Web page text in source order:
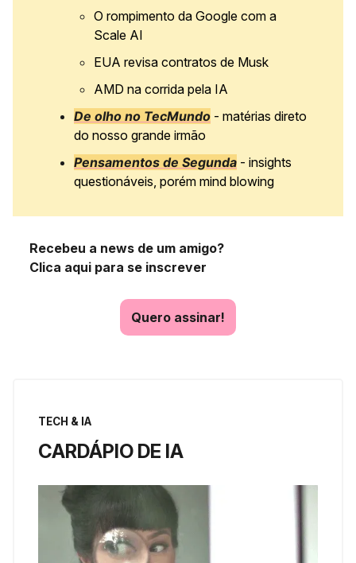
O rompimento da Google com a
Scale AI
EUA revisa contratos de Musk
AMD na corrida pela IA
De olho no TecMundo - matérias direto
do nosso grande irmão
Pensamentos de Segunda - insights
questionáveis, porém mind blowing
Recebeu a news de um amigo?
Clica aqui para se inscrever
Quero assinar!
TECH & IA
CARDÁPIO DE IA